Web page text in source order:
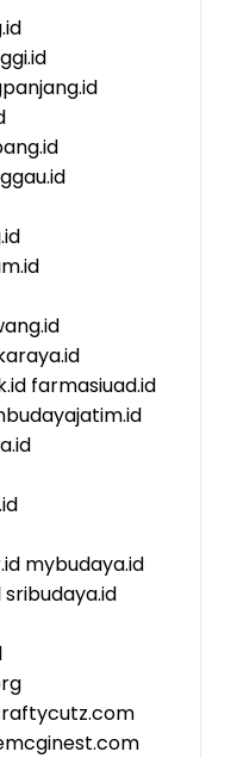
farmasiuad.id
mybudaya.id
sribudaya.id